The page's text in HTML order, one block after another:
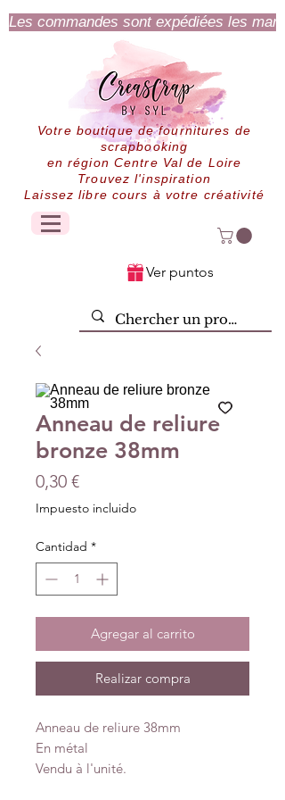
Les commandes sont expédiées les
Votre boutique de fournitures de
scrapbooking
en région Centre Val de Loire
Trouvez l'inspiration
Laissez libre cours à votre créativité
Ver puntos
Anneau de reliure
bronze 38mm
0,30 €Precio
Impuesto incluido
Cantidad *
Agregar al carrito
Realizar compra
Anneau de reliure 38mm
En métal
Vendu à l'unité.